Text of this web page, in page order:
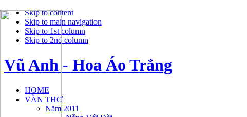
Skip to content
Skip to main navigation
Skip to 1st column
Skip to 2nd column
Vũ Anh - Hoa Áo Trắng
HOME
VẦN THƠ
Năm 2011